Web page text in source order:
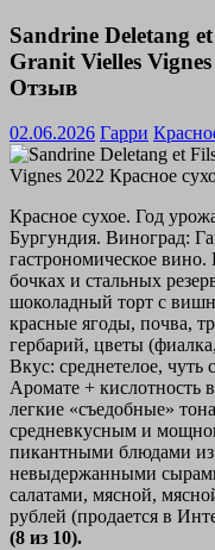
Sandrine Deletang
Granit Vielles
Отзыв
02.06.2026 Гарри
Красное сухое. Год
Бургундия. Виноград:
гастрономическое
бочках и стальных
шоколадный торт с
красные ягоды, почва,
гербарий, цветы
Вкус: среднетелое, чуть
Аромате + кислотность
легкие «съедобные»
средневкусным и
пикантными блюдами
невыдержанными
салатами, мясной,
рублей (продается в
(8 из 10).